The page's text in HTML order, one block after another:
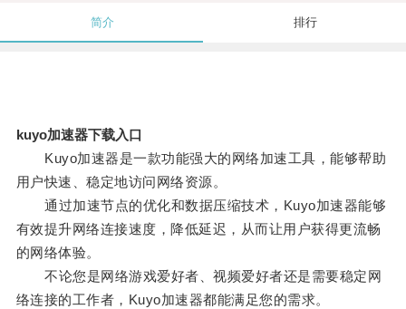
简介 排行
kuyo加速器下载入口
Kuyo加速器是一款功能强大的网络加速工具，能够帮助
用户快速、稳定地访问网络资源。
通过加速节点的优化和数据压缩技术，Kuyo加速器能够
有效提升网络连接速度，降低延迟，从而让用户获得更流畅
的网络体验。
不论您是网络游戏爱好者、视频爱好者还是需要稳定网
络连接的工作者，Kuyo加速器都能满足您的需求。